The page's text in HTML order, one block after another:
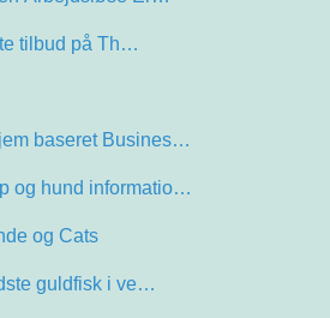
tilbud på Th…
baseret Busines…
og hund informatio…
og Cats
guldfisk i ve…